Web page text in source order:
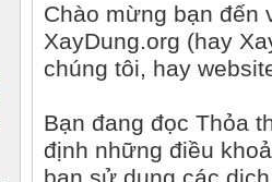
Chào mừng bạn đến
XayDung.org (hay
chúng tôi, hay
Bạn đang đọc Thỏa
định những điều